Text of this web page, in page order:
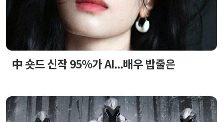
中 숏드 신작 95%가 AI...배우 밥줄은